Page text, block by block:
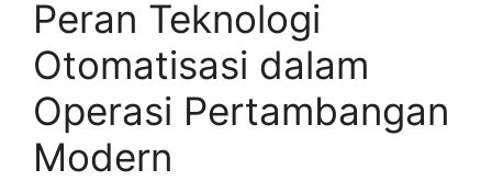
Peran Teknologi
Otomatisasi dalam
Operasi Pertambangan
Modern